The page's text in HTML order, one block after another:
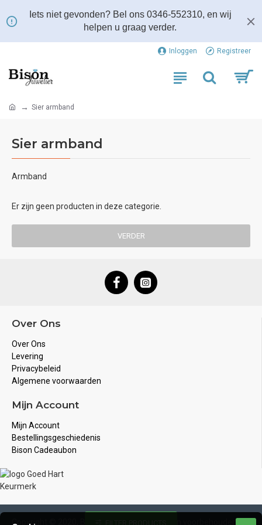
Iets niet gevonden? Bel ons 0346-552310, en wij
helpen u graag verder.
Inloggen Registreer
Sier armband
Sier armband
Armband
Er zijn geen producten in deze categorie.
VERDER
Over Ons
Over Ons
Levering
Privacybeleid
Algemene voorwaarden
Mijn Account
Mijn Account
Bestellingsgeschiedenis
Bison Cadeaubon
Copyright © 2020, Bison Juwelier, Alle rechten voorbehouden